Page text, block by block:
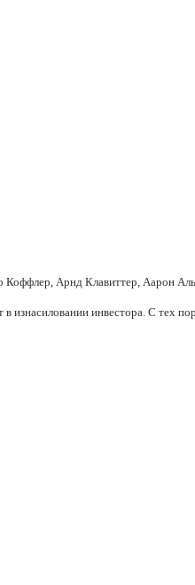
Арнд Клавиттер, Аарон
изнасиловании инвестора. С тех